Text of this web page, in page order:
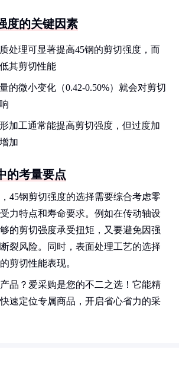
度的关键因素
质处理可显著提高45钢的剪切强度，而
其剪切性能
的微小变化（0.42-0.50%）就会对剪切
形加工通常能提高剪切强度，但过度加
加
的考量要点
45钢剪切强度的选择需要综合考虑零
力特点和寿命要求。例如在传动轴设
的剪切强度承受扭矩，又要避免因强
裂风险。同时，表面处理工艺的选择
剪切性能表现。
品？爱采购是您的不二之选！它能精
速定位专属商品，开启省心省力的采